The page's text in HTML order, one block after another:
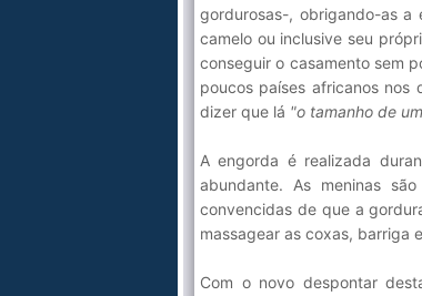
gordurosas-, obrigando-as a
camelo ou inclusive seu
conseguir o casamento sem
poucos países africanos nos
dizer que lá "o tamanho de
A engorda é realizada
abundante. As meninas
convencidas de que a
massagear as coxas, barriga
Com o novo despontar